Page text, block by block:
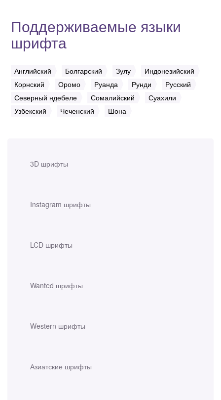
3D шрифты
Instagram шрифты
LCD шрифты
Wanted шрифты
Western шрифты
Азиатские шрифты
Поддерживаемые языки
шрифта
Английский Болгарский Зулу
Индонезийский
Корнский
Оромо Руанда Рунди
Русский
Северный ндебеле
Сомалийский
Суахили
Узбекский
Чеченский Шона